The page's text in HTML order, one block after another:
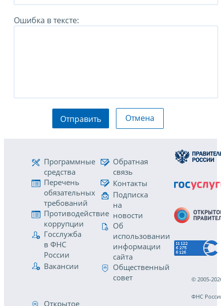
Ошибка в тексте:
Отправить Отмена
Программные
средства
Перечень
обязательных
требований
Противодействие
коррупции
Госслужба
в ФНС
России
Вакансии
Обратная
связь
Контакты
Подписка
на
новости
Об
использовании
информации
сайта
Общественный
совет
Открытое
© 2005-
ФНС